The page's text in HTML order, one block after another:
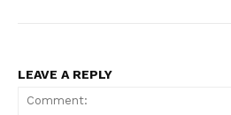
LEAVE A REPLY